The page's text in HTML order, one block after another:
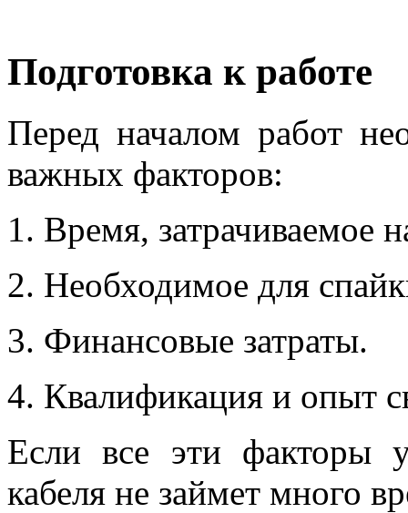
Подготовка к работе
Перед началом работ
важных факторов:
Время, затрачиваемое
Необходимое для
Финансовые затраты.
Квалификация и опыт
Если все эти факторы
кабеля не займет много